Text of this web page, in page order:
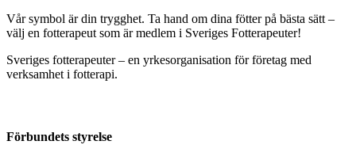
Vår symbol är din trygghet. Ta hand om dina fötter på bästa sätt –
välj en fotterapeut som är medlem i Sveriges Fotterapeuter!
Sveriges fotterapeuter – en yrkesorganisation för företag med
verksamhet i fotterapi.
Förbundets styrelse